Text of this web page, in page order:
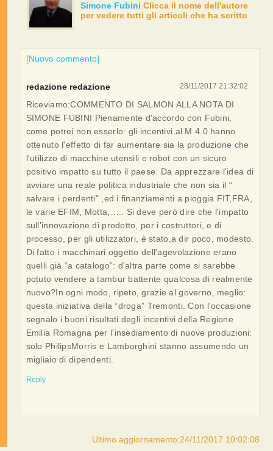
Simone Fubini Clicca il nome dell'autore
per vedere tutti gli articoli che ha scritto
[Nuovo commento]
28/11/2017 21:32:02
redazione redazione
Riceviamo:COMMENTO DI SALMON ALLA NOTA DI
SIMONE FUBINI Pienamente d'accordo con Fubini,
come potrei non esserlo: gli incentivi al M 4.0 hanno
ottenuto l'effetto di far aumentare sia la produzione che
l'utilizzo di macchine utensili e robot con un sicuro
positivo impatto su tutto il paese. Da apprezzare l'idea di
avviare una reale politica industriale che non sia il “
salvare i perdenti” ,ed i finanziamenti a pioggia FIT,FRA,
le varie EFIM, Motta,….. Si deve però dire che l'impatto
sull'innovazione di prodotto, per i costruttori, e di
processo, per gli utilizzatori, è stato,a dir poco, modesto.
Di fatto i macchinari oggetto dell'agevolazione erano
quelli già “a catalogo”: d'altra parte come si sarebbe
potuto vendere a tambur battente qualcosa di realmente
nuovo?In ogni modo, ripeto, grazie al governo, meglio:
questa iniziativa della “droga” Tremonti. Con l'occasione
segnalo i buoni risultati degli incentivi della Regione
Emilia Romagna per l'insediamento di nuove produzioni:
solo PhilipsMorris e Lamborghini stanno assumendo un
migliaio di dipendenti.
Reply
Ultimo aggiornamento:24/11/2017 10:02:08